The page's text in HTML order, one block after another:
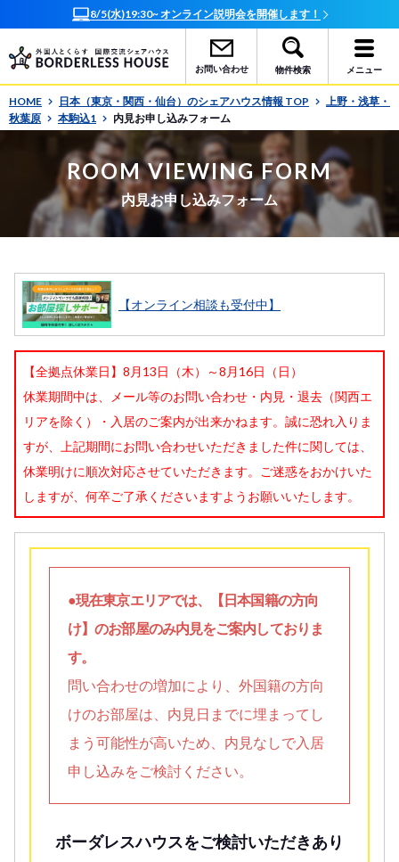
8/5(水)19:30~ オンライン説明会を開催します！
お問い合わせ 物件検索 メニュー
HOME 日本（東京・関西・仙台）のシェアハウス情報 TOP
上野・浅草・
秋葉原
本駒込1 内見お申し込みフォーム
ROOM VIEWING FORM
内見お申し込みフォーム
【オンライン相談も受付中】
【全拠点休業日】8月13日（木）～8月16日（日）
休業期間中は、メール等のお問い合わせ・内見・退去（関西エ
リアを除く）・入居のご案内が出来かねます。誠に恐れ入りま
すが、上記期間にお問い合わせいただきました件に関しては、
休業明けに順次対応させていただきます。ご迷惑をおかけいた
しますが、何卒ご了承くださいますようお願いいたします。
●現在東京エリアでは、【日本国籍の方向
け】のお部屋のみ内見をご案内しておりま
す。
問い合わせの増加により、外国籍の方向
けのお部屋は、内見日までに埋まってし
まう可能性が高いため、内見なしで入居
申し込みをご検討ください。
ボーダレスハウスをご検討いただきあり